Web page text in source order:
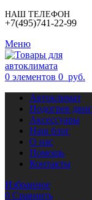
НАШ ТЕЛЕФОН
+7(495)741-22-99
Меню
0 элементов 0 руб.
Автоклимат
Подогрев
Аксессуары
Наш блог
О нас
Помощь
Контакты
Избранное
0 Сравнить